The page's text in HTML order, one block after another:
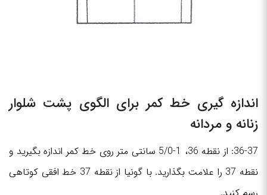
اندازه گیری خط کمر برای الگوی پشت شلوار
زنانه و مردانه
36-37: از نقطه 36، 1-5/0 سانتی متر روی خط کمر اندازه بگیرید و
نقطه 37 را علامت بگذارید. با گونیا از نقطه 37 خط افقی کوتاهی